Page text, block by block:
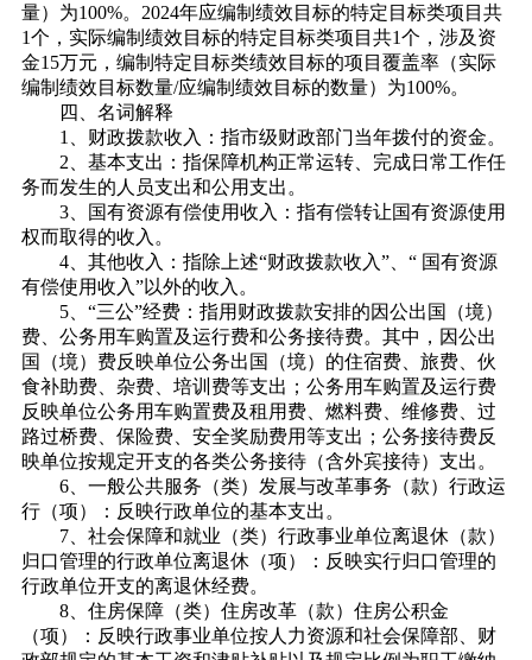
量）为100%。2024年应编制绩效目标的特定目标类项目共
1个，实际编制绩效目标的特定目标类项目共1个，涉及资
金15万元，编制特定目标类绩效目标的项目覆盖率（实际
编制绩效目标数量/应编制绩效目标的数量）为100%。
四、名词解释
1、财政拨款收入：指市级财政部门当年拨付的资金。
2、基本支出：指保障机构正常运转、完成日常工作任
务而发生的人员支出和公用支出。
3、国有资源有偿使用收入：指有偿转让国有资源使用
权而取得的收入。
4、其他收入：指除上述“财政拨款收入”、“ 国有资源
有偿使用收入”以外的收入。
5、“三公”经费：指用财政拨款安排的因公出国（境）
费、公务用车购置及运行费和公务接待费。其中，因公出
国（境）费反映单位公务出国（境）的住宿费、旅费、伙
食补助费、杂费、培训费等支出；公务用车购置及运行费
反映单位公务用车购置费及租用费、燃料费、维修费、过
路过桥费、保险费、安全奖励费用等支出；公务接待费反
映单位按规定开支的各类公务接待（含外宾接待）支出。
6、一般公共服务（类）发展与改革事务（款）行政运
行（项）：反映行政单位的基本支出。
7、社会保障和就业（类）行政事业单位离退休（款）
归口管理的行政单位离退休（项）：反映实行归口管理的
行政单位开支的离退休经费。
8、住房保障（类）住房改革（款）住房公积金
（项）：反映行政事业单位按人力资源和社会保障部、财